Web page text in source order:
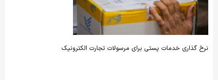
نرخ ­گذاری خدمات پستی برای مرسولات تجارت الکترونیک